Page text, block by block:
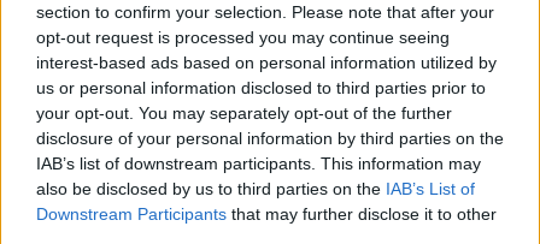
section to confirm your selection. Please note that after your
opt-out request is processed you may continue seeing
interest-based ads based on personal information utilized by
us or personal information disclosed to third parties prior to
your opt-out. You may separately opt-out of the further
disclosure of your personal information by third parties on the
IAB’s list of downstream participants. This information may
also be disclosed by us to third parties on the IAB’s List of
Downstream Participants that may further disclose it to other
TEMI: Arselle Olbia
Guardia Costiera Olbia
Pesce Olbia
Notizie in tempo reale?
Entra nel canale telegram di
GalluraOggi.it